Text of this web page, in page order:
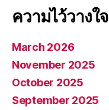
ความไว้วางใจ
March 2026
November 2025
October 2025
September 2025